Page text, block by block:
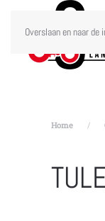
Overslaan en naar de
Home